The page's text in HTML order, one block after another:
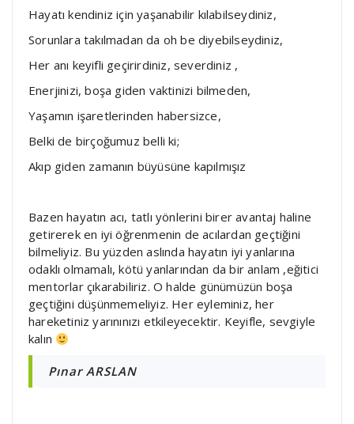
Hayatı kendiniz için yaşanabilir kılabilseydiniz,
Sorunlara takılmadan da oh be diyebilseydiniz,
Her anı keyifli geçirirdiniz, severdiniz ,
Enerjinizi, boşa giden vaktinizi bilmeden,
Yaşamın işaretlerinden habersizce,
Belki de birçoğumuz belli ki;
Akıp giden zamanın büyüsüne kapılmışız
Bazen hayatın acı, tatlı yönlerini birer avantaj haline
getirerek en iyi öğrenmenin de acılardan geçtiğini
bilmeliyiz. Bu yüzden aslında hayatın iyi yanlarına
odaklı olmamalı, kötü yanlarından da bir anlam ,eğitici
mentorlar çıkarabiliriz. O halde günümüzün boşa
geçtiğini düşünmemeliyiz. Her eyleminiz, her
hareketiniz yarınınızı etkileyecektir. Keyifle, sevgiyle
kalın
Pınar ARSLAN